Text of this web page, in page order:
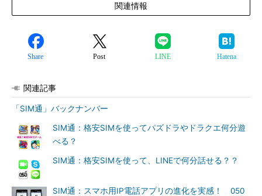
関連情報
Share Post LINE Hatena
関連記事
「SIM通」バックナンバー
SIM通：格安SIMを使ってパズドラやドラクエ何分遊
べる？
SIM通：格安SIMを使って、LINEで何分話せる？？
SIM通：スマホ用IP電話アプリの進化を実感！ 050